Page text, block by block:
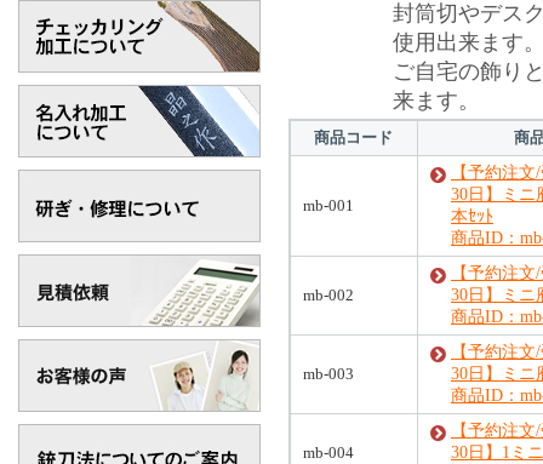
封筒切やデス
使用出来ます
ご自宅の飾り
来ます。
商品コード 商
mb-001
【予約注
30日】ミニ
本ｾｯﾄ
商品ID：
mb-002
【予約注
30日】ミニ
商品ID：
mb-003
【予約注
30日】ミニ
商品ID：
mb-004
【予約注
30日】1ミ